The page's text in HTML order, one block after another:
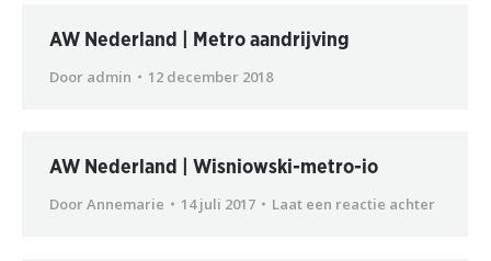
AW Nederland | Metro aandrijving
Door admin 12 december 2018
AW Nederland | Wisniowski-metro-io
DoorAnnemarie 14 juli 2017 Laat een reactie achter